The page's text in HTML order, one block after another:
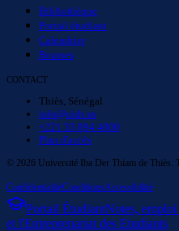
Bibliothèque
Portail étudiant
Calendrier
Bourses
CONTACT
Thiès, Sénégal
info@uidt.sn
+221 33 894 4000
Plan d'accès
© 2026 Université Iba Der Thiam de Thiès.
ConfidentialitéConditionsAccessibilité
Portail ÉtudiantNotes, emploi
et l'Entreprenariat des Etudiants